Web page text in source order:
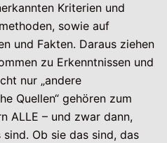
Kriterien und
sowie auf
und Fakten. Daraus ziehen
zu Erkenntnissen und
nur „andere
Quellen“ gehören zum
ALLE – und zwar dann,
Ob sie das sind, das